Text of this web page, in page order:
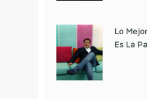
Lo
Es La